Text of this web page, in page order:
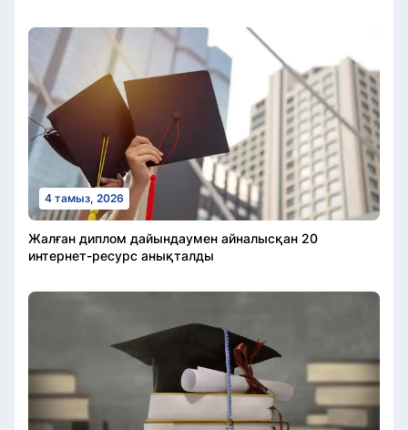
4 тамыз, 2026
Жалған диплом дайындаумен айналысқан 20
интернет-ресурс анықталды